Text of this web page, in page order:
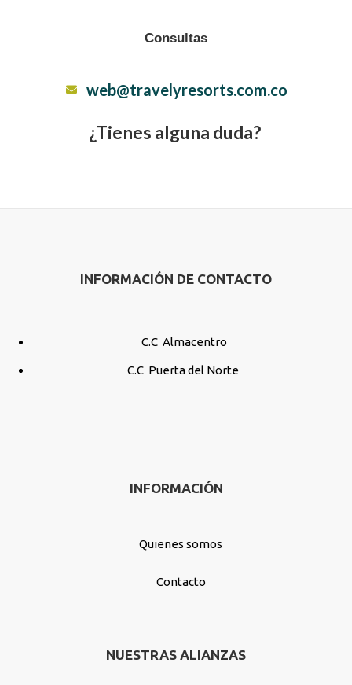
Consultas
web@travelyresorts.com.co
¿Tienes alguna duda?
INFORMACIÓN DE CONTACTO
C.C Almacentro
C.C Puerta del Norte
INFORMACIÓN
Quienes somos
Contacto
NUESTRAS ALIANZAS